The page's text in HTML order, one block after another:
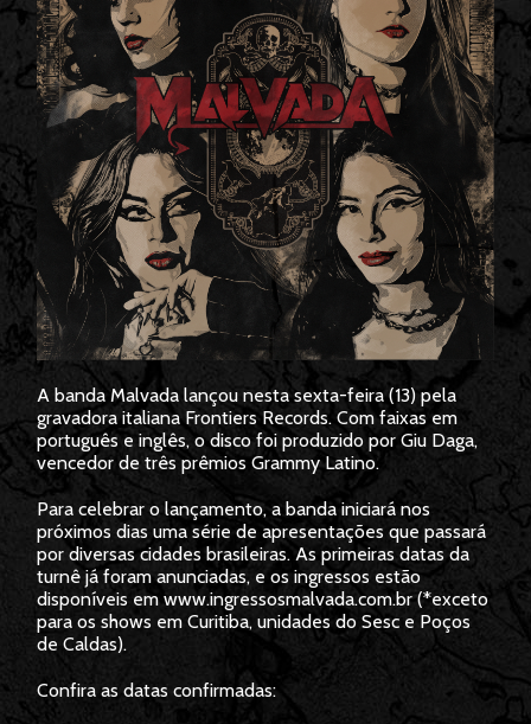
FOTOS
VÍDEOS
CONTATOS
A banda Malvada lançou nesta sexta-feira (13) pela
gravadora italiana Frontiers Records. Com faixas em
português e inglês, o disco foi produzido por Giu Daga,
vencedor de três prêmios Grammy Latino.
Para celebrar o lançamento, a banda iniciará nos
próximos dias uma série de apresentações que passará
por diversas cidades brasileiras. As primeiras datas da
turnê já foram anunciadas, e os ingressos estão
disponíveis em www.ingressosmalvada.com.br (*exceto
para os shows em Curitiba, unidades do Sesc e Poços
de Caldas).
Confira as datas confirmadas: